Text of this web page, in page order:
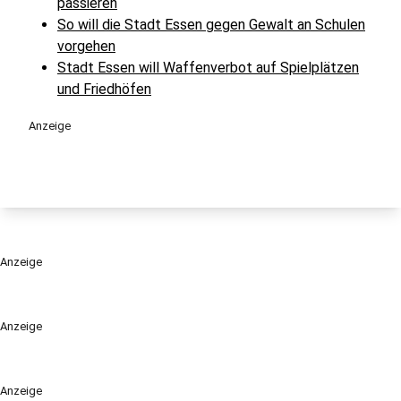
Anzeige
Anzeige
So will die Stadt Essen gegen Gewalt an Schulen
vorgehen
Stadt Essen will Waffenverbot auf Spielplätzen
und Friedhöfen
Anzeige
Anzeige